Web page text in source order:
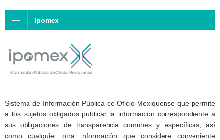
Ipomex
Sistema de Información Pública de Oficio Mexiquense que permite
a los sujetos obligados publicar la información correspondiente a
sus obligaciones de transparencia comunes y específicas, así
como cualquier otra información que considere conveniente